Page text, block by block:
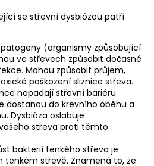
se střevní dysbiózou patří
patogeny (organismy způsobující
ve střevech způsobit dočasné
Mohou způsobit průjem,
poškození sliznice střeva.
napadají střevní bariéru
dostanou do krevního oběhu a
Dysbióza oslabuje
střeva proti těmto
bakterií tenkého střeva je
tenkém střevě. Znamená to, že